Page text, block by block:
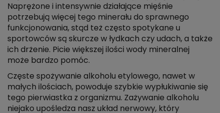
Naprężone i intensywnie działające mięśnie
potrzebują więcej tego minerału do sprawnego
funkcjonowania, stąd też często spotykane u
sportowców są skurcze w łydkach czy udach, a także
ich drżenie. Picie większej ilości wody mineralnej
może bardzo pomóc.
Częste spożywanie alkoholu etylowego, nawet w
małych ilościach, powoduje szybkie wypłukiwanie się
tego pierwiastka z organizmu. Zażywanie alkoholu
niejako upośledza nasz układ nerwowy, który